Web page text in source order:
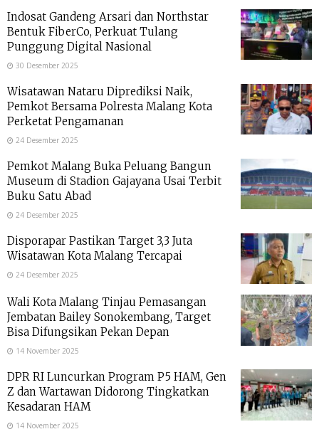
Indosat Gandeng Arsari dan Northstar
Bentuk FiberCo, Perkuat Tulang
Punggung Digital Nasional
30 Desember 2025
Wisatawan Nataru Diprediksi Naik,
Pemkot Bersama Polresta Malang Kota
Perketat Pengamanan
24 Desember 2025
Pemkot Malang Buka Peluang Bangun
Museum di Stadion Gajayana Usai Terbit
Buku Satu Abad
24 Desember 2025
Disporapar Pastikan Target 3,3 Juta
Wisatawan Kota Malang Tercapai
24 Desember 2025
Wali Kota Malang Tinjau Pemasangan
Jembatan Bailey Sonokembang, Target
Bisa Difungsikan Pekan Depan
14 November 2025
DPR RI Luncurkan Program P5 HAM, Gen
Z dan Wartawan Didorong Tingkatkan
Kesadaran HAM
14 November 2025